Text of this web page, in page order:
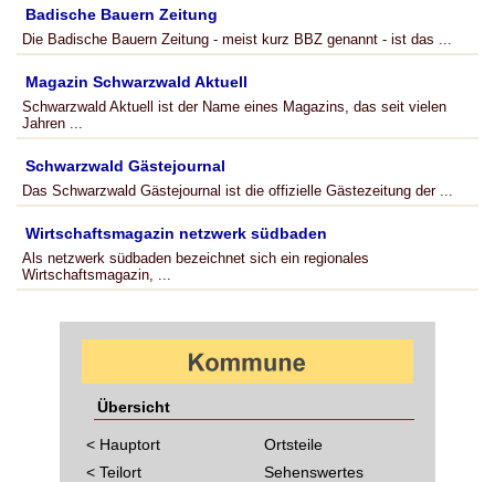
Badische Bauern Zeitung
Die Badische Bauern Zeitung - meist kurz BBZ genannt - ist das ...
Magazin Schwarzwald Aktuell
Schwarzwald Aktuell ist der Name eines Magazins, das seit vielen
Jahren ...
Schwarzwald Gästejournal
Das Schwarzwald Gästejournal ist die offizielle Gästezeitung der ...
Wirtschaftsmagazin netzwerk südbaden
Als netzwerk südbaden bezeichnet sich ein regionales
Wirtschaftsmagazin, ...
Übersicht
< Hauptort
< Teilort
Ortsteile
Sehenswertes